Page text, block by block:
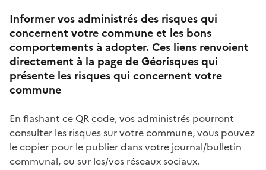
Informer vos administrés des risques qui
concernent votre commune et les bons
comportements à adopter. Ces liens renvoient
directement à la page de Géorisques qui
présente les risques qui concernent votre
commune
En flashant ce QR code, vos administrés pourront
consulter les risques sur votre commune, vous pouvez
le copier pour le publier dans votre journal/bulletin
communal, ou sur les/vos réseaux sociaux.